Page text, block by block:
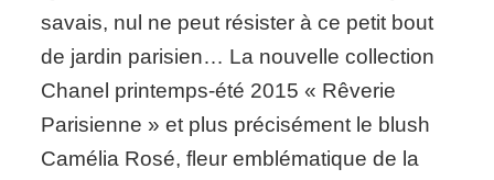
Rêverie
Parisienne
savais, nul ne peut résister à ce petit bout
de jardin parisien… La nouvelle collection
Chanel printemps-été 2015 « Rêverie
Parisienne » et plus précisément le blush
Camélia Rosé, fleur emblématique de la